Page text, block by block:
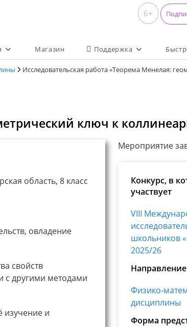
6+
Магазин Поддержка
Исследовательская работа «Теорема Менелая:
ключ к
область, 8 класс
овладение
свойств
с другими методами
изучение и
Мероприятие
Конкурс, в
участвует
VIII
школьников
2025/26
Направление
Физико-
дисциплины
Форма